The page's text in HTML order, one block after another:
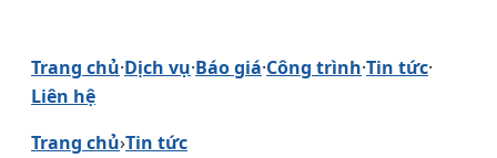
Trang chủ·Dịch vụ·Báo giá·Công trình·Tin tức·
Liên hệ
Trang chủ›Tin tức